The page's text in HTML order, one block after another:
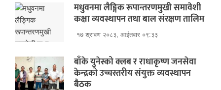
मधुवनमा लैङ्गिक रूपान्तरणमुखी समावेशी
कक्षा व्यवस्थापन तथा बाल संरक्षण तालिम
१७ श्रावण २०८३, आईतवार ०९:३३
बाँके युनेस्को क्लब र राधाकृष्ण जनसेवा
केन्द्रको उच्चस्तरीय संयुक्त व्यवस्थापन
बैठक